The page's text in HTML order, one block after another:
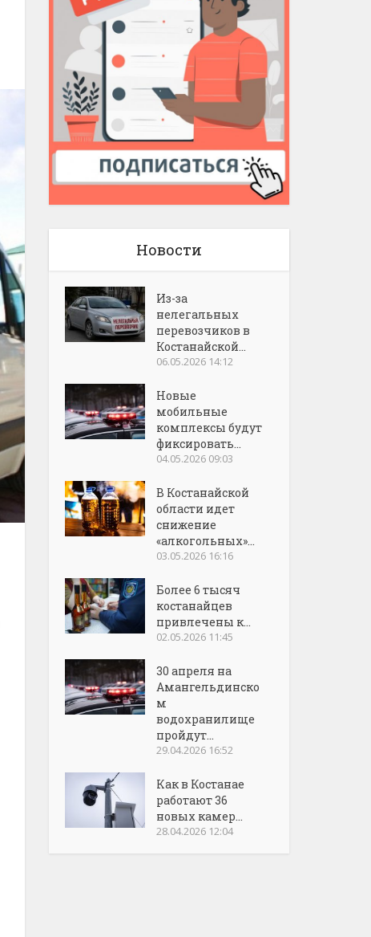
Новости
Из-за
нелегальных
перевозчиков в
Костанайской...
06.05.2026 14:12
Новые
мобильные
комплексы будут
фиксировать...
04.05.2026 09:03
В Костанайской
области идет
снижение
«алкогольных»...
03.05.2026 16:16
Более 6 тысяч
костанайцев
привлечены к...
02.05.2026 11:45
30 апреля на
Амангельдинско
м
водохранилище
пройдут...
29.04.2026 16:52
Как в Костанае
работают 36
новых камер...
28.04.2026 12:04